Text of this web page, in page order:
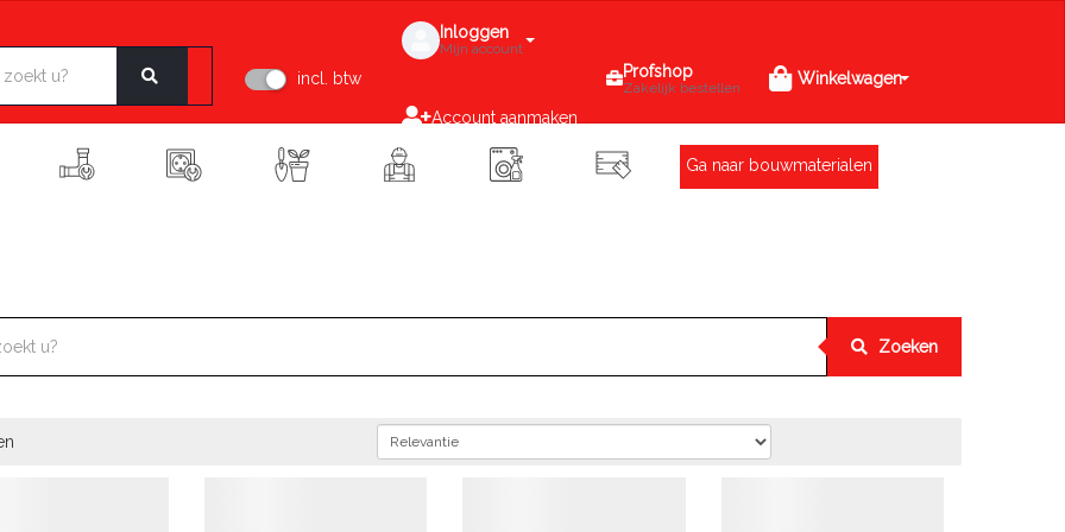
incl. btw
Inloggen
Mijn account
Account aanmaken
Profshop
Zakelijk bestellen Winkelwagen
Ga naar bouwmaterialen
Zoeken